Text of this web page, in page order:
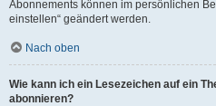
Abonnements können im persönlichen
einstellen“ geändert werden.
Nach oben
Wie kann ich ein Lesezeichen auf ein
abonnieren?